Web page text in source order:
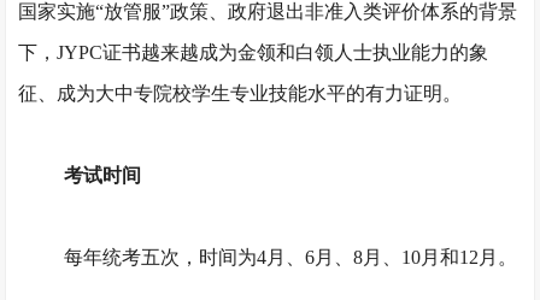
国家实施“放管服”政策、政府退出非准入类评价体系的背景
下，JYPC证书越来越成为金领和白领人士执业能力的象
征、成为大中专院校学生专业技能水平的有力证明。
考试时间
每年统考五次，时间为4月、6月、8月、10月和12月。